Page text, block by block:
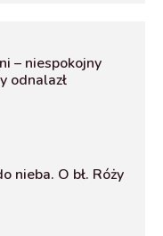
– niespokojny
odnalazł
nieba. O bł. Róży